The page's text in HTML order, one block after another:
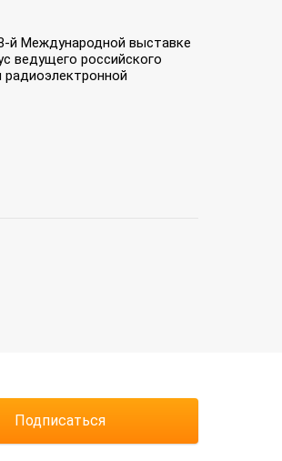
й Международной выставке
ведущего российского
радиоэлектронной